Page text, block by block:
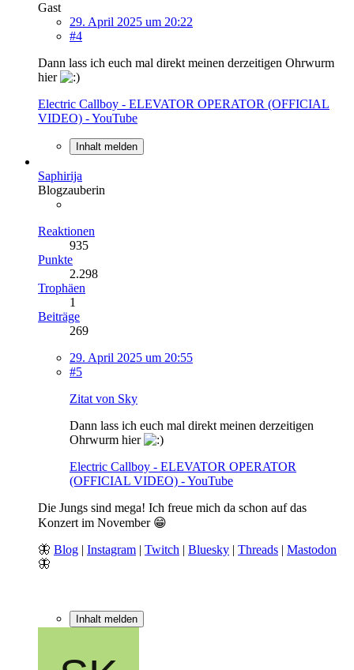
Gast
29. April 2025 um 20:22
#4
Dann lass ich euch mal direkt meinen derzeitigen Ohrwurm
hier
Electric Callboy - ELEVATOR OPERATOR (OFFICIAL
VIDEO) - YouTube
Inhalt melden
Saphirija
Blogzauberin
Reaktionen
935
Punkte
2.298
Trophäen
1
Beiträge
269
29. April 2025 um 20:55
#5
Zitat von Sky
Dann lass ich euch mal direkt meinen derzeitigen
Ohrwurm hier
Electric Callboy - ELEVATOR OPERATOR
(OFFICIAL VIDEO) - YouTube
Die Jungs sind mega! Ich freue mich da schon auf das
Konzert im November 😁
🦋 Blog | Instagram | Twitch | Bluesky | Threads | Mastodon
🦋
Inhalt melden